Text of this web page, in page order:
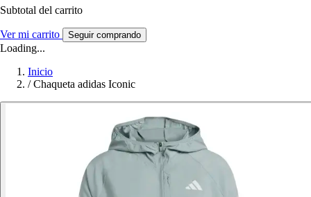
Subtotal del carrito
Ver mi carrito Seguir comprando
Loading...
Inicio
/ Chaqueta adidas Iconic